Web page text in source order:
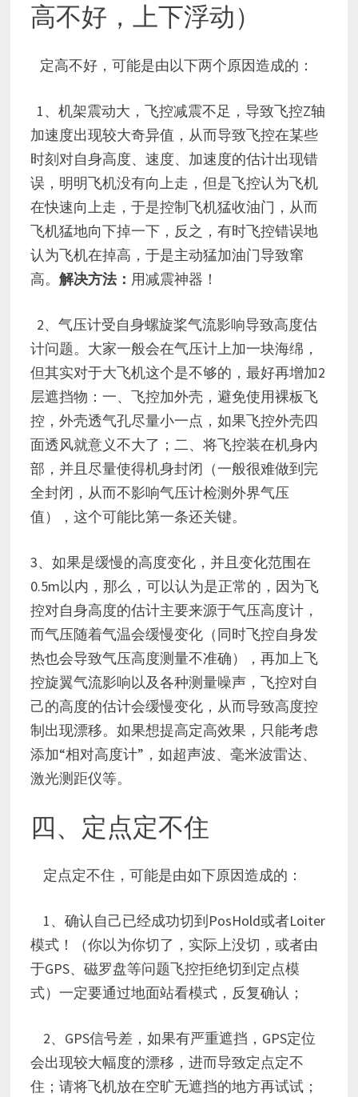
高不好，上下浮动）
定高不好，可能是由以下两个原因造成的：
1、机架震动大，飞控减震不足，导致飞控Z轴
加速度出现较大奇异值，从而导致飞控在某些
时刻对自身高度、速度、加速度的估计出现错
误，明明飞机没有向上走，但是飞控认为飞机
在快速向上走，于是控制飞机猛收油门，从而
飞机猛地向下掉一下，反之，有时飞控错误地
认为飞机在掉高，于是主动猛加油门导致窜
高。 解决方法： 用减震神器！
2、气压计受自身螺旋桨气流影响导致高度估
计问题。大家一般会在气压计上加一块海绵，
但其实对于大飞机这个是不够的，最好再增加2
层遮挡物：一、飞控加外壳，避免使用裸板飞
控，外壳透气孔尽量小一点，如果飞控外壳四
面透风就意义不大了；二、将飞控装在机身内
部，并且尽量使得机身封闭（一般很难做到完
全封闭，从而不影响气压计检测外界气压
值），这个可能比第一条还关键。
3、如果是缓慢的高度变化，并且变化范围在
0.5m以内，那么，可以认为是正常的，因为飞
控对自身高度的估计主要来源于气压高度计，
而气压随着气温会缓慢变化（同时飞控自身发
热也会导致气压高度测量不准确），再加上飞
控旋翼气流影响以及各种测量噪声，飞控对自
己的高度的估计会缓慢变化，从而导致高度控
制出现漂移。如果想提高定高效果，只能考虑
添加“相对高度计”，如超声波、毫米波雷达、
激光测距仪等。
四、定点定不住
定点定不住，可能是由如下原因造成的：
1、确认自己已经成功切到PosHold或者Loiter
模式！（你以为你切了，实际上没切，或者由
于GPS、磁罗盘等问题飞控拒绝切到定点模
式）一定要通过地面站看模式，反复确认；
2、GPS信号差，如果有严重遮挡，GPS定位
会出现较大幅度的漂移，进而导致定点定不
住；请将飞机放在空旷无遮挡的地方再试试；